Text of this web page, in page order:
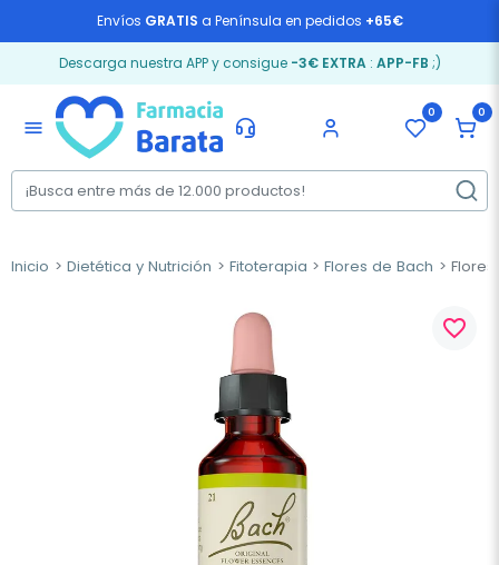
Envíos GRATIS a Península en pedidos +65€
Descarga nuestra APP y consigue -3€ EXTRA: APP-FB ;)
menu
0 0
Inicio Dietética y Nutrición Fitoterapia Flores de Bach
favorite_border